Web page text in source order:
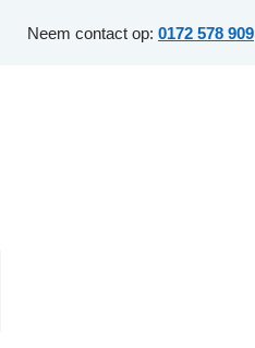
Neem contact op: 0172 578 909